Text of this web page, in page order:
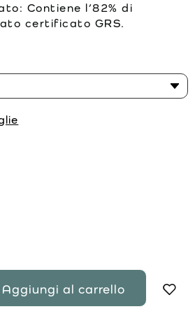
Contiene l’82% di
certificato GRS.
Aggiungi al carrello